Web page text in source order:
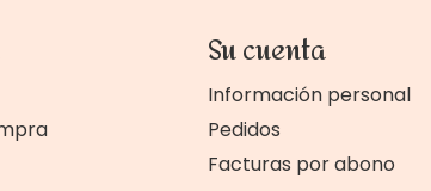
Su cuenta
Información personal
Pedidos
Facturas por abono